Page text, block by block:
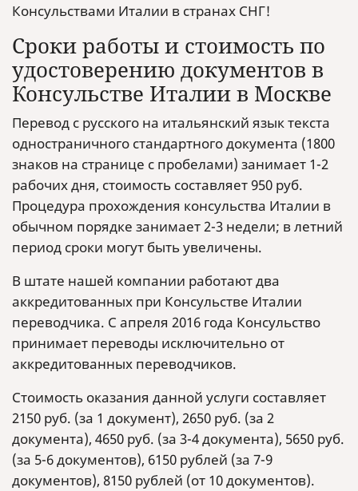
Консульствами Италии в странах СНГ!
Сроки работы и стоимость по
удостоверению документов в
Консульстве Италии в Москве
Перевод с русского на итальянский язык текста
одностраничного стандартного документа (1800
знаков на странице с пробелами) занимает 1-2
рабочих дня, стоимость составляет 950 руб.
Процедура прохождения консульства Италии в
обычном порядке занимает 2-3 недели; в летний
период сроки могут быть увеличены.
В штате нашей компании работают два
аккредитованных при Консульстве Италии
переводчика. С апреля 2016 года Консульство
принимает переводы исключительно от
аккредитованных переводчиков.
Стоимость оказания данной услуги составляет
2150 руб. (за 1 документ), 2650 руб. (за 2
документа), 4650 руб. (за 3-4 документа), 5650 руб.
(за 5-6 документов), 6150 рублей (за 7-9
документов), 8150 рублей (от 10 документов).